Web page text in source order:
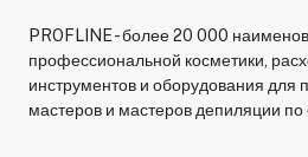
PROFLINE - более 20 000
профессиональной косметики,
инструментов и оборудования для
мастеров и мастеров депиляции